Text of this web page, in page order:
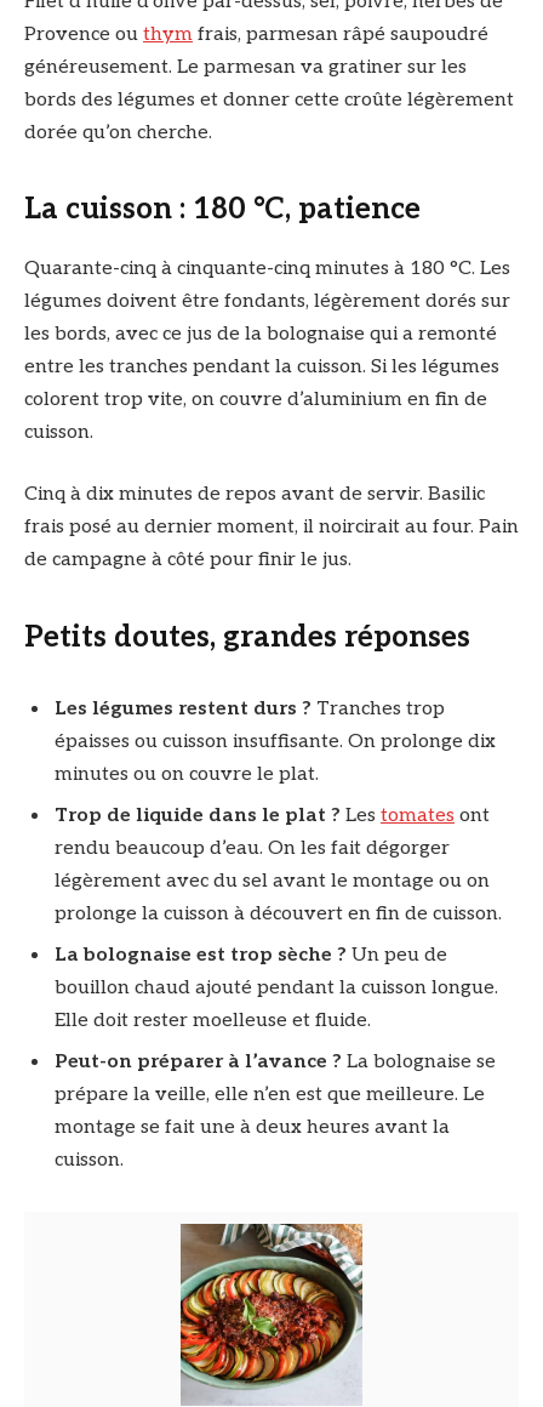
Provence ou thym frais, parmesan râpé saupoudré
généreusement. Le parmesan va gratiner sur les
bords des légumes et donner cette croûte légèrement
dorée qu’on cherche.
La cuisson : 180 °C, patience
Quarante-cinq à cinquante-cinq minutes à 180 °C. Les
légumes doivent être fondants, légèrement dorés sur
les bords, avec ce jus de la bolognaise qui a remonté
entre les tranches pendant la cuisson. Si les légumes
colorent trop vite, on couvre d’aluminium en fin de
cuisson.
Cinq à dix minutes de repos avant de servir. Basilic
frais posé au dernier moment, il noircirait au four. Pain
de campagne à côté pour finir le jus.
Petits doutes, grandes réponses
Les légumes restent durs ? Tranches trop
épaisses ou cuisson insuffisante. On prolonge dix
minutes ou on couvre le plat.
Trop de liquide dans le plat ? Les tomates ont
rendu beaucoup d’eau. On les fait dégorger
légèrement avec du sel avant le montage ou on
prolonge la cuisson à découvert en fin de cuisson.
La bolognaise est trop sèche ? Un peu de
bouillon chaud ajouté pendant la cuisson longue.
Elle doit rester moelleuse et fluide.
Peut-on préparer à l’avance ? La bolognaise se
prépare la veille, elle n’en est que meilleure. Le
montage se fait une à deux heures avant la
cuisson.